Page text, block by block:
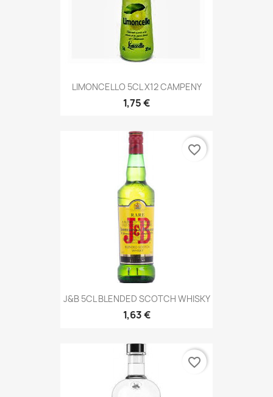
LIMONCELLO 5CL X12 CAMPENY
1,75 €
J&B 5CL BLENDED SCOTCH WHISKY
1,63 €
favorite_border
favorite_border